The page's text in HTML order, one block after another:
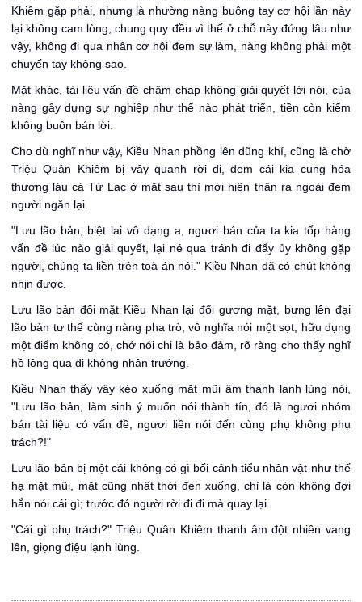
Khiêm gặp phải, nhưng là nhường nàng buông tay cơ hội lần này
lại không cam lòng, chung quy đều vì thế ở chỗ này đứng lâu như
vậy, không đi qua nhân cơ hội đem sự làm, nàng không phải một
chuyến tay không sao.
Mặt khác, tài liệu vấn đề chậm chạp không giải quyết lời nói, của
nàng gây dựng sự nghiệp như thế nào phát triển, tiền còn kiếm
không buôn bán lời.
Cho dù nghĩ như vậy, Kiều Nhan phồng lên dũng khí, cũng là chờ
Triệu Quân Khiêm bị vây quanh rời đi, đem cái kia cung hóa
thương láu cá Tử Lạc ở mặt sau thì mới hiện thân ra ngoài đem
người ngăn lại.
"Lưu lão bản, biệt lai vô dạng a, ngươi bán của ta kia tốp hàng
vấn đề lúc nào giải quyết, lại né qua tránh đi đẩy ủy không gặp
người, chúng ta liền trên toà án nói." Kiều Nhan đã có chút không
nhịn được.
Lưu lão bản đối mặt Kiều Nhan lại đổi gương mặt, bưng lên đại
lão bản tư thế cùng nàng pha trò, vô nghĩa nói một sọt, hữu dụng
một điểm không có, chớ nói chi là bảo đảm, rõ ràng cho thấy nghĩ
hồ lộng qua đi không nhận trướng.
Kiều Nhan thấy vậy kéo xuống mặt mũi âm thanh lạnh lùng nói,
"Lưu lão bản, làm sinh ý muốn nói thành tín, đó là ngươi nhóm
bán tài liệu có vấn đề, ngươi liền nói đến cùng phụ không phụ
trách?!"
Lưu lão bản bị một cái không có gì bối cảnh tiểu nhân vật như thế
hạ mặt mũi, mặt cũng nhất thời đen xuống, chỉ là còn không đợi
hắn nói cái gì; trước đó người rời đi đi mà quay lại.
"Cái gì phụ trách?" Triệu Quân Khiêm thanh âm đột nhiên vang
lên, giọng điệu lạnh lùng.